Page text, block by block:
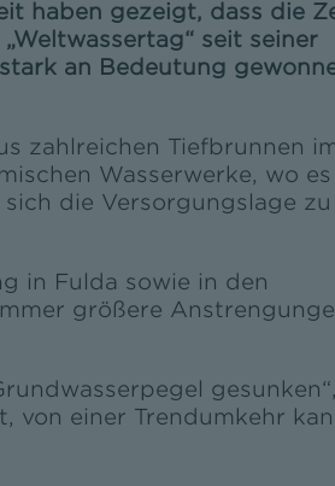
haben gezeigt, dass die
seit seiner
an Bedeutung
zahlreichen Tiefbrunnen
Wasserwerke, wo es
die Versorgungslage zu
in Fulda sowie in den
größere
gesunken“,
von einer Trendumkehr